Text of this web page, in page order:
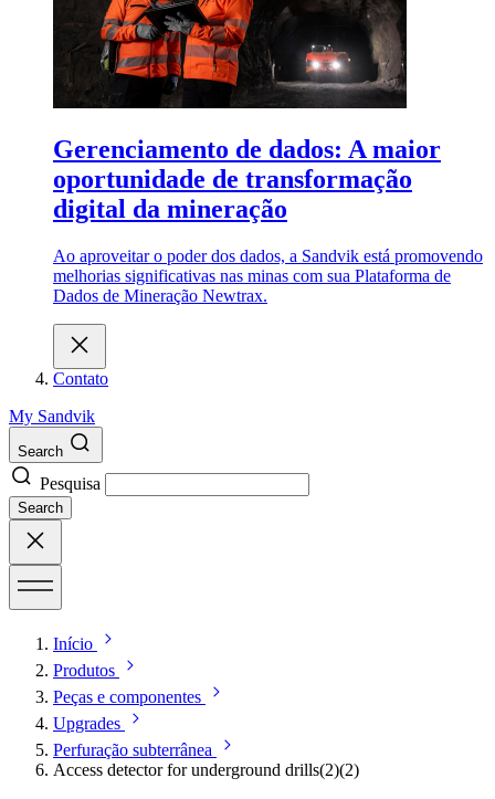
Gerenciamento de dados: A maior
oportunidade de transformação
digital da mineração
Ao aproveitar o poder dos dados, a Sandvik está promovendo
melhorias significativas nas minas com sua Plataforma de
Dados de Mineração Newtrax.
Contato
My Sandvik
Search
Pesquisa
Search
Início
Produtos
Peças e componentes
Upgrades
Perfuração subterrânea
Access detector for underground drills(2)(2)